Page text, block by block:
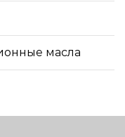
масла